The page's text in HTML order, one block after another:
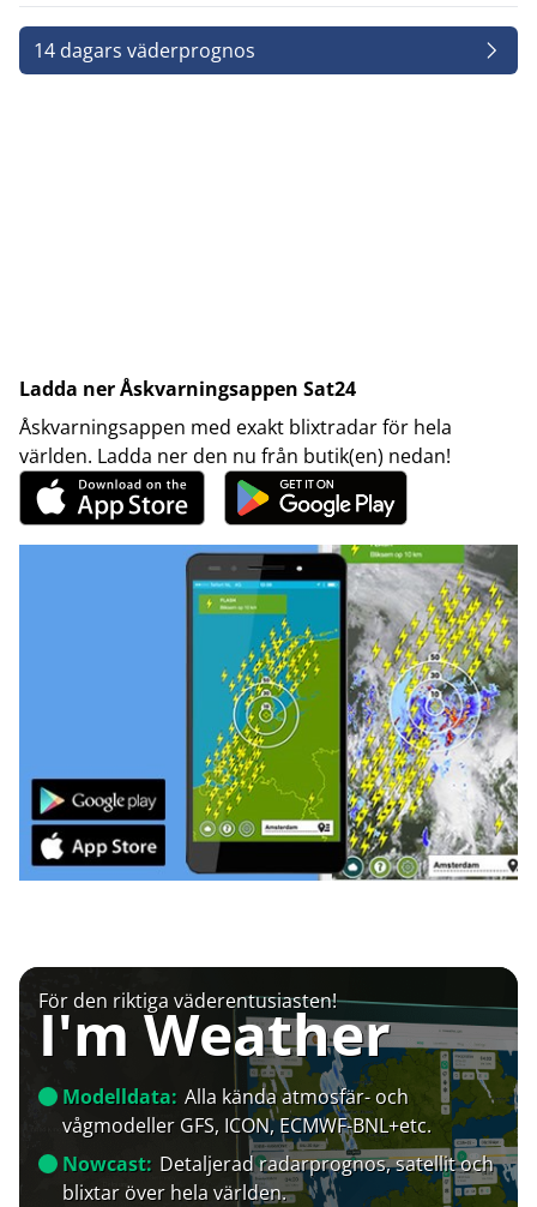
14 dagars väderprognos
Ladda ner Åskvarningsappen Sat24
Åskvarningsappen med exakt blixtradar för hela
världen. Ladda ner den nu från butik(en) nedan!
För den riktiga väderentusiasten!
I'm Weather
Modelldata: Alla kända atmosfär- och
vågmodeller GFS, ICON, ECMWF-BNL+etc.
Nowcast: Detaljerad radarprognos, satellit och
blixtar över hela världen.